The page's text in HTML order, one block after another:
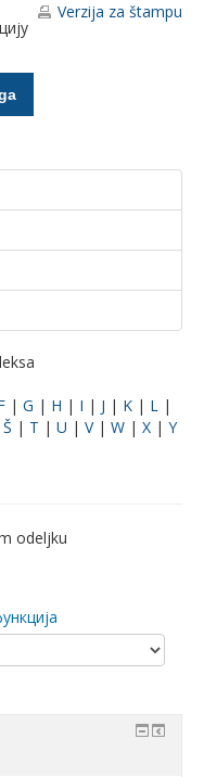
Verzija za štampu
| G | H | I | J | K | L |
Š | T | U | V| W | X | Y
odeljku